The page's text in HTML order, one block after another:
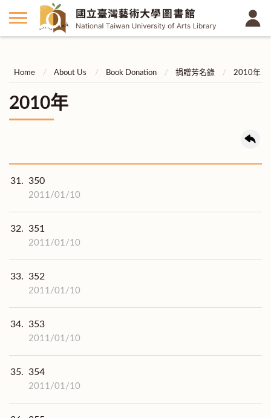
Home About Us Book Donation 捐贈芳名錄 2010年
2010年
31. 350
2011/01/10
32. 351
2011/01/10
33. 352
2011/01/10
34. 353
2011/01/10
35. 354
2011/01/10